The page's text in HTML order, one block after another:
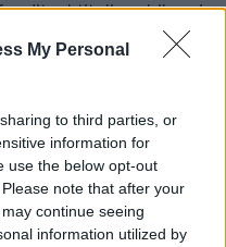
My Personal
to third parties, or
information for
use the below opt-out
note that after your
continue seeing
information utilized by
I titoli mobile e i
servono invece a
più ampio e
profonda
nelle proposte
modalità carriera o